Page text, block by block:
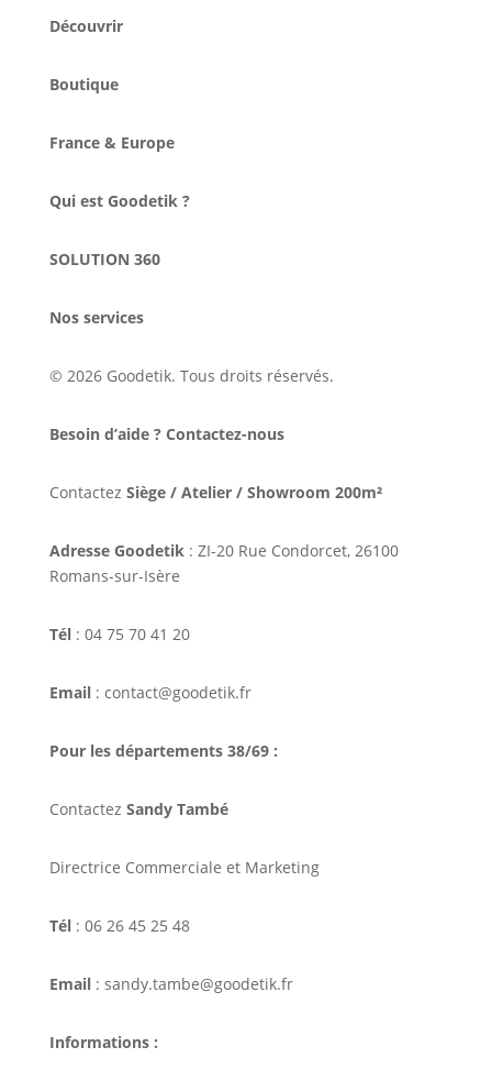
Découvrir
Boutique
France & Europe
Qui est Goodetik ?
SOLUTION 360
Nos services
© 2026 Goodetik. Tous droits réservés.
Besoin d’aide ? Contactez-nous
Contactez Siège / Atelier / Showroom 200m²
Adresse Goodetik : ZI-20 Rue Condorcet, 26100
Romans-sur-Isère
Tél: 04 75 70 41 20
Email: contact@goodetik.fr
Pour les départements 38/69 :
Contactez Sandy També
Directrice Commerciale et Marketing
Tél: 06 26 45 25 48
Email: sandy.tambe@goodetik.fr
Informations :